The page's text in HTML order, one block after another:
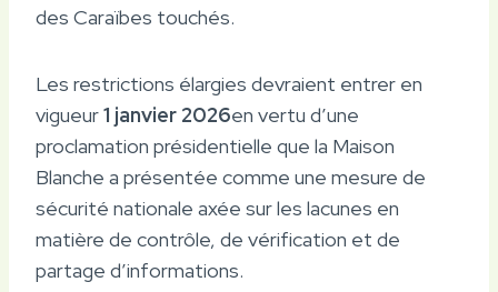
des Caraïbes touchés.
Les restrictions élargies devraient entrer en
vigueur1 janvier 2026en vertu d’une
proclamation présidentielle que la Maison
Blanche a présentée comme une mesure de
sécurité nationale axée sur les lacunes en
matière de contrôle, de vérification et de
partage d’informations.